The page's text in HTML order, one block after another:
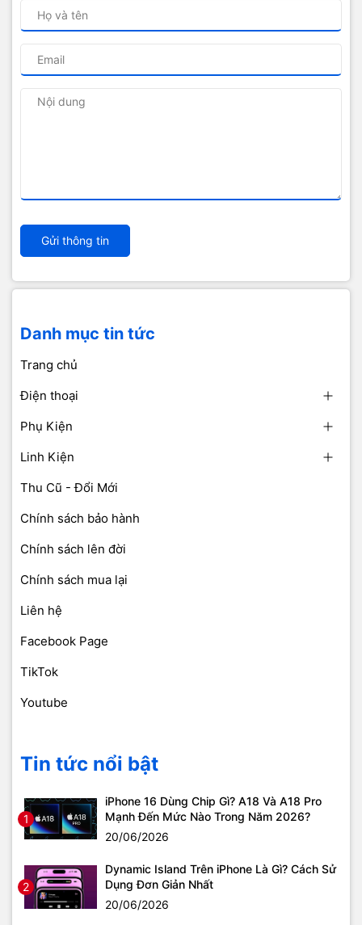
Gửi thông tin
Danh mục tin tức
Trang chủ
Điện thoại
Phụ Kiện
Linh Kiện
Thu Cũ - Đổi Mới
Chính sách bảo hành
Chính sách lên đời
Chính sách mua lại
Liên hệ
Facebook Page
TikTok
Youtube
Tin tức nổi bật
1
iPhone 16 Dùng Chip Gì? A18 Và A18 Pro
Mạnh Đến Mức Nào Trong Năm 2026?
20/06/2026
2
Dynamic Island Trên iPhone Là Gì? Cách Sử
Dụng Đơn Giản Nhất
20/06/2026